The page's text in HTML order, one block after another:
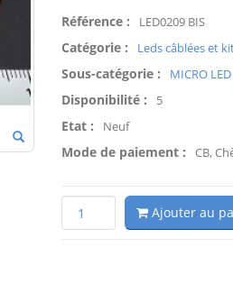
Référence : LED0209 BIS
Catégorie : Leds câblées et
Sous-catégorie : MICRO
Disponibilité : 5
Etat : Neuf
Mode de paiement : CB,
Ajouter au